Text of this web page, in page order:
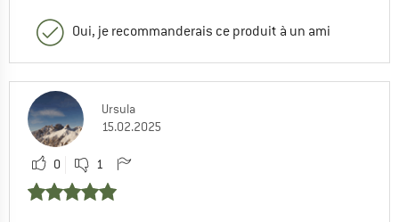
Oui, je recommanderais ce produit à un ami
Ursula
15.02.2025
0 1